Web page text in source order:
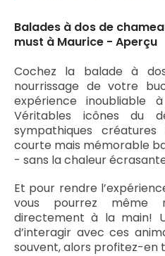
Balades à dos de
must à Maurice - Aperçu
Cochez la balade à
nourrissage de votre
expérience inoubliable
Véritables icônes du
sympathiques
courte mais mémorable
- sans la chaleur
Et pour rendre
vous pourrez même
directement à la main!
d’interagir avec ces
souvent, alors profitez-en